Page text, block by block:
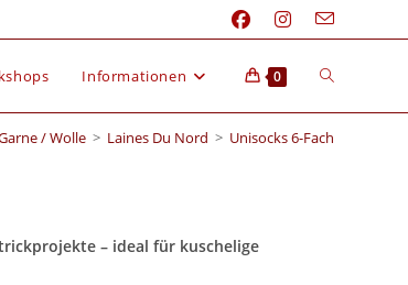
Informationen 0
/ Wolle > Laines Du Nord > Unisocks 6-Fach
– ideal für kuschelige